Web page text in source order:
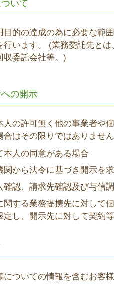
いて
目的の達成の為に必要な範
行います。 (業務委託先と
収委託会社等。)
の開示
人の許可無く他の事業者や
はその限りではありません
本人の同意がある場合
関から法令に基づき開示を
確認、請求先確認及び与信
関する業務提携先に対して
し、開示先に対して契約
についての情報を含むお客